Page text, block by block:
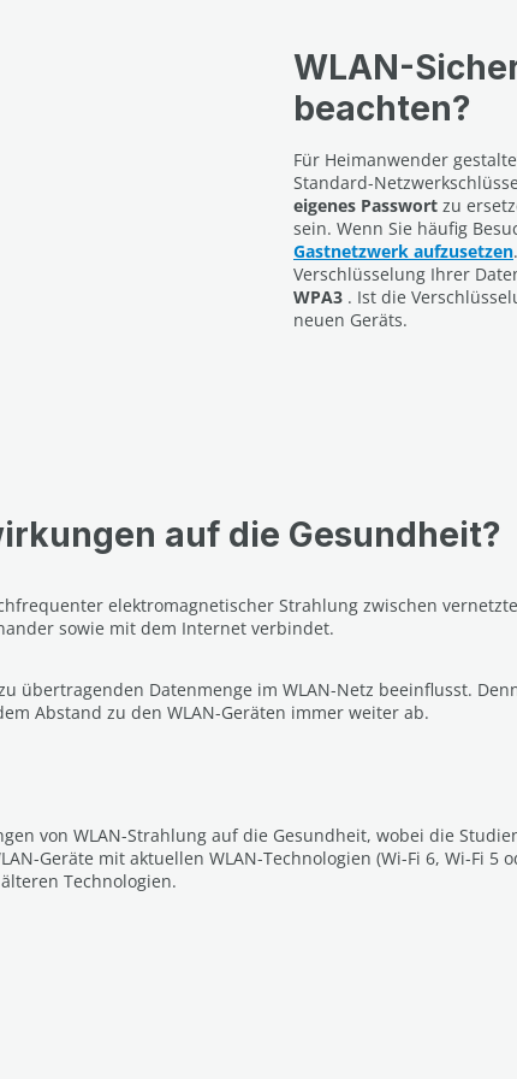
WLAN-
beachten?
Für Heimanwender
Standard-
eigenes Passwort zu
sein. Wenn Sie häufig
Gastnetzwerk aufzusetzen
Verschlüsselung Ihrer
WPA3 . Ist die
neuen Geräts.
auf die Gesundheit?
elektromagnetischer Strahlung zwischen
sowie mit dem Internet verbindet.
übertragenden Datenmenge im WLAN-Netz beeinflusst.
Abstand zu den WLAN-Geräten immer weiter ab.
von WLAN-Strahlung auf die Gesundheit, wobei die
Geräte mit aktuellen WLAN-Technologien (Wi-Fi 6, Wi-Fi
Technologien.